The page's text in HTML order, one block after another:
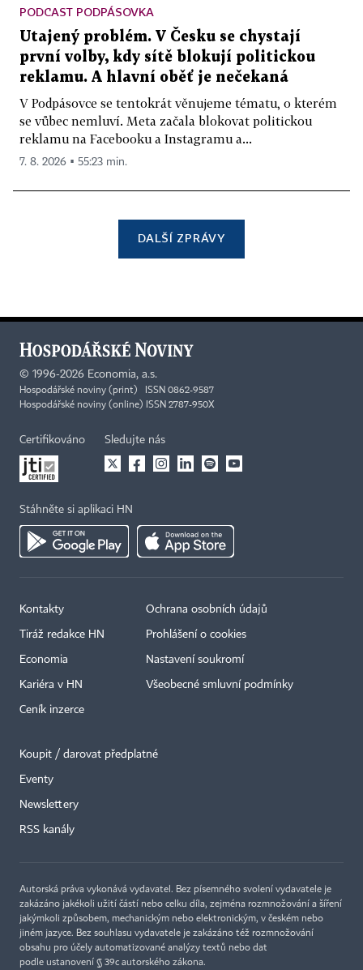
PODCAST PODPÁSOVKA
Utajený problém. V Česku se chystají
první volby, kdy sítě blokují politickou
reklamu. A hlavní oběť je nečekaná
V Podpásovce se tentokrát věnujeme tématu, o kterém
se vůbec nemluví. Meta začala blokovat politickou
reklamu na Facebooku a Instagramu a...
7. 8. 2026 ▪ 55:23 min.
DALŠÍ ZPRÁVY
© 1996-2026 Economia, a.s.
Hospodářské noviny (print) ISSN 0862-9587
Hospodářské noviny (online) ISSN 2787-950X
Certifikováno Sledujte nás
Stáhněte si aplikaci HN
Kontakty
Tiráž redakce HN
Economia
Kariéra v HN
Ceník inzerce
Ochrana osobních údajů
Prohlášení o cookies
Nastavení soukromí
Všeobecné smluvní podmínky
Koupit / darovat předplatné
Eventy
Newslettery
RSS kanály
Autorská práva vykonává vydavatel. Bez písemného svolení vydavatele je
zakázáno jakékoli užití částí nebo celku díla, zejména rozmnožování a šíření
jakýmkoli způsobem, mechanickým nebo elektronickým, v českém nebo
jiném jazyce. Bez souhlasu vydavatele je zakázáno též rozmnožování
obsahu pro účely automatizované analýzy textů nebo dat
podle ustanovení § 39c autorského zákona.